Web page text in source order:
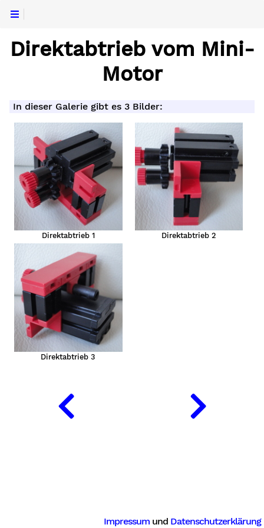
Direktabtrieb vom Mini-
Motor
In dieser Galerie gibt es 3 Bilder:
Direktabtrieb 1 Direktabtrieb 2
Direktabtrieb 3
Impressum und Datenschutzerklärung